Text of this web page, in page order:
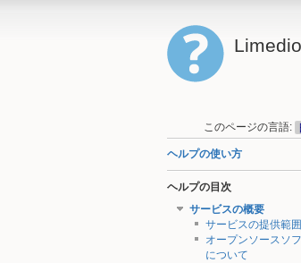
このページの言語:
ヘルプの使い方
ヘルプの目次
サービスの概要
サービスの提供範囲
オープンソースソ
について